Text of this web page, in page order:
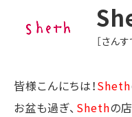
［さん
皆様こんにちは！Sheth
お盆も過ぎ、 Shethの